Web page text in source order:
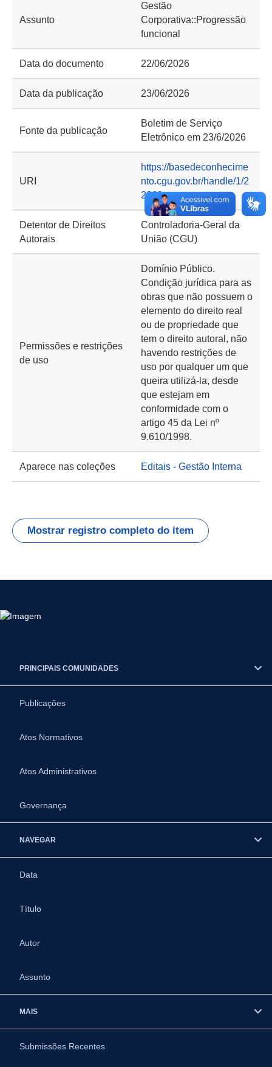
Assunto
Gestão
Corporativa::Progressão
funcional
Data do documento 22/06/2026
Data da publicação 23/06/2026
Fonte da publicação
Boletim de Serviço
Eletrônico em 23/6/2026
URI
https://basedeconhecime
nto.cgu.gov.br/handle/1/2
2963
Detentor de Direitos
Autorais
Controladoria-Geral da
União (CGU)
Permissões e restrições
de uso
Domínio Público.
Condição jurídica para as
obras que não possuem o
elemento do direito real
ou de propriedade que
tem o direito autoral, não
havendo restrições de
uso por qualquer um que
queira utilizá-la, desde
que estejam em
conformidade com o
artigo 45 da Lei nº
9.610/1998.
Aparece nas coleções Editais - Gestão Interna
Mostrar registro completo do item
PRINCIPAIS COMUNIDADES
Publicações
Atos Normativos
Atos Administrativos
Governança
NAVEGAR
Data
Título
Autor
Assunto
MAIS
Submissões Recentes